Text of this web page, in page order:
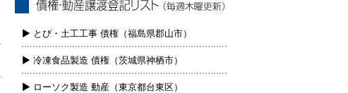
新）
▶ とび・土工工事 債権（福島県郡山市）
▶ 冷凍食品製造 債権（茨城県神栖市）
▶ ローソク製造 動産（東京都台東区）